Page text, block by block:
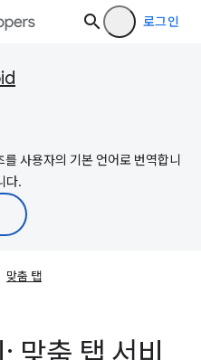
로그인
사용자의 기본 언어로 번역합니
다.
맞춤 탭